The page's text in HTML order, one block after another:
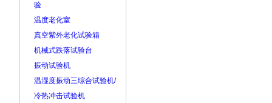
验
温度老化室
真空紫外老化试验箱
机械式跌落试验台
振动试验机
温湿度振动三综合试验机/
冷热冲击试验机